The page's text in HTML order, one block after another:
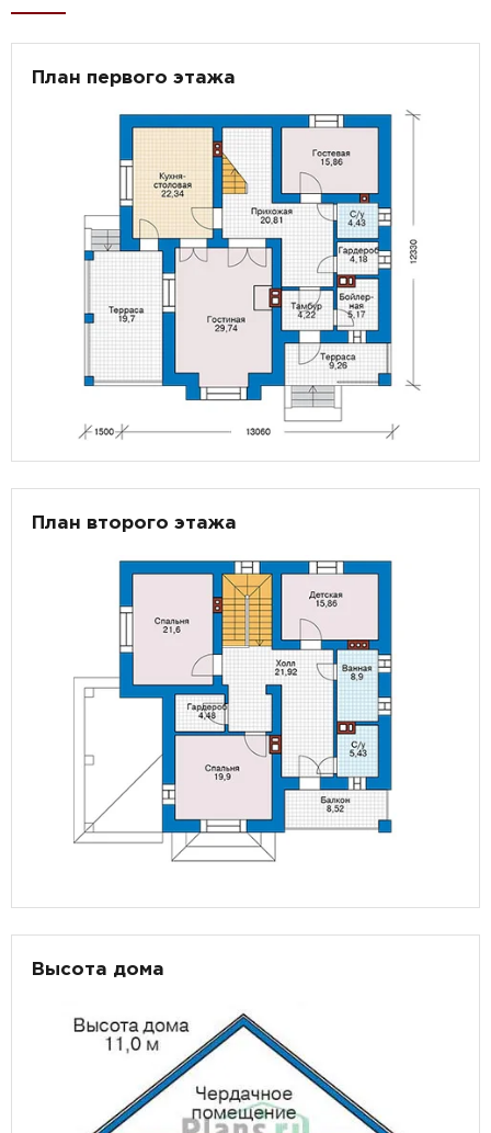
План первого этажа
План второго этажа
Высота дома